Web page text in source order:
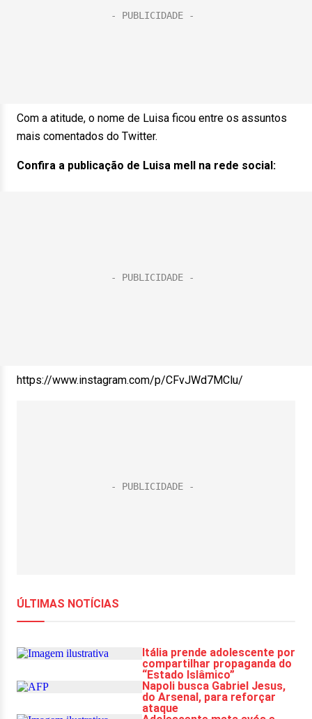
Com a atitude, o nome de Luisa ficou entre os assuntos
mais comentados do Twitter.
Confira a publicação de Luisa mell na rede social:
https://www.instagram.com/p/CFvJWd7MClu/